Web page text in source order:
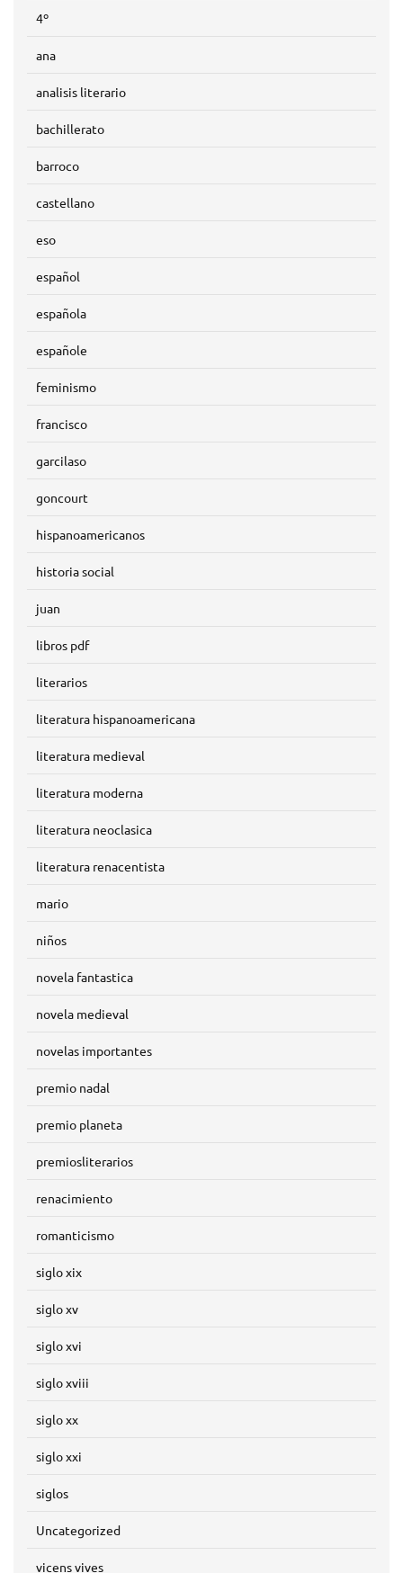
4º
ana
analisis literario
bachillerato
barroco
castellano
eso
español
española
españole
feminismo
francisco
garcilaso
goncourt
hispanoamericanos
historia social
juan
libros pdf
literarios
literatura hispanoamericana
literatura medieval
literatura moderna
literatura neoclasica
literatura renacentista
mario
niños
novela fantastica
novela medieval
novelas importantes
premio nadal
premio planeta
premiosliterarios
renacimiento
romanticismo
siglo xix
siglo xv
siglo xvi
siglo xviii
siglo xx
siglo xxi
siglos
Uncategorized
vicens vives